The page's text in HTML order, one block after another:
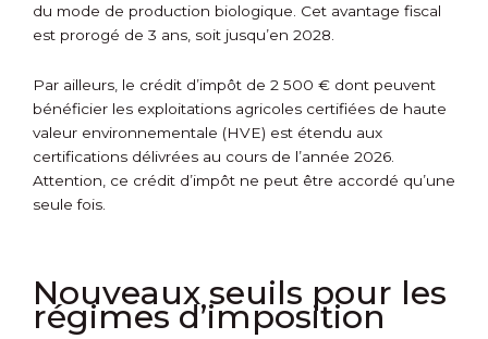
du mode de production biologique. Cet avantage fiscal
est prorogé de 3 ans, soit jusqu’en 2028.
Par ailleurs, le crédit d’impôt de 2 500 € dont peuvent
bénéficier les exploitations agricoles certifiées de haute
valeur environnementale (HVE) est étendu aux
certifications délivrées au cours de l’année 2026.
Attention, ce crédit d’impôt ne peut être accordé qu’une
seule fois.
Nouveaux seuils pour les
régimes d’imposition